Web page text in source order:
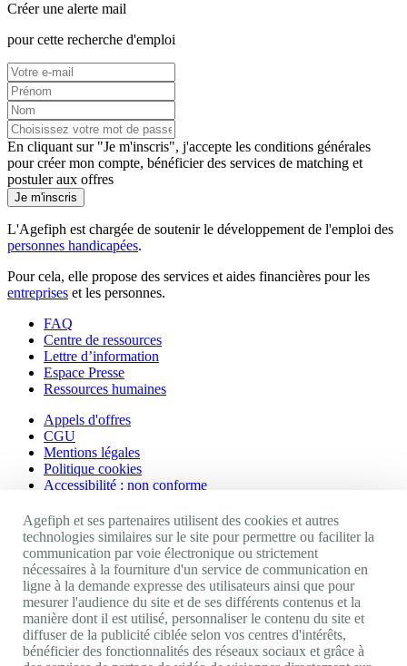
Créer une alerte mail
pour cette recherche d'emploi
En cliquant sur "Je m'inscris", j'accepte les conditions générales
pour créer mon compte, bénéficier des services de matching et
postuler aux offres
Je m'inscris
L'Agefiph est chargée de soutenir le développement de l'emploi des
personnes handicapées.
Pour cela, elle propose des services et aides financières pour les
entreprises et les personnes.
FAQ
Centre de ressources
Lettre d’information
Espace Presse
Ressources humaines
Appels d'offres
CGU
Mentions légales
Politique cookies
Accessibilité : non conforme
Nos autres sites
Site portail Agefiph
Activateur de progrès
Handinnov
Innovation et recherche
Université du RRH
Service AppuiPro
Agefiph et ses partenaires utilisent des cookies et autres
technologies similaires sur le site pour permettre ou faciliter la
communication par voie électronique ou strictement
nécessaires à la fourniture d'un service de communication en
ligne à la demande expresse des utilisateurs ainsi que pour
mesurer l'audience du site et de ses différents contenus et la
manière dont il est utilisé, personnaliser le contenu du site et
diffuser de la publicité ciblée selon vos centres d'intérêts,
bénéficier des fonctionnalités des réseaux sociaux et grâce à